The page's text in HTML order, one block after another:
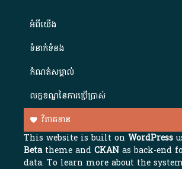
អំពី​យើង​
ទំនាក់ទំនង
កំណត់សម្គាល់
លក្ខខណ្ឌនៃការប្រើប្រាស់
វិភាគទាន
This website is built onWordPress
Betatheme andCKAN as back-end
data. To learn more about the